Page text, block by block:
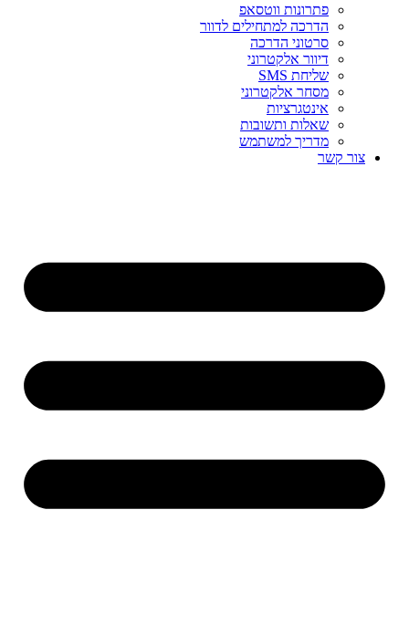
פתרונות ווטסאפ
הדרכה למתחילים לדוור
סרטוני הדרכה
דיוור אלקטרוני
שליחת SMS
מסחר אלקטרוני
אינטגרציות
שאלות ותשובות
מדריך למשתמש
צור קשר